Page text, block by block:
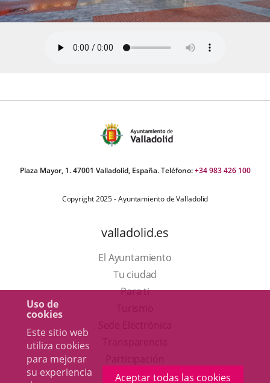
Uso de
cookies
Este sitio web
utiliza cookies
para mejorar
su experiencia
Aceptar todas las cookies
Plaza Mayor, 1. 47001 Valladolid, España. Teléfono:+34 983 426 100
Copyright 2025 - Ayuntamiento de Valladolid
valladolid.es
El Ayuntamiento
Tu ciudad
Para ti
en aplicación